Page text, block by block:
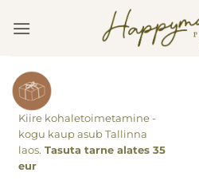
Kiire kohaletoimetamine -
kogu kaup asub Tallinna
laos. Tasuta tarne alates 35
eur